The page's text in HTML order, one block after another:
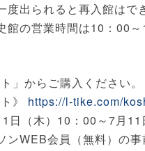
出られると再入館はで
館の営業時間は10：00
」からご購入ください。
》 https://l-tike.com/
日（木）10：00～7月
ンWEB会員（無料）の事